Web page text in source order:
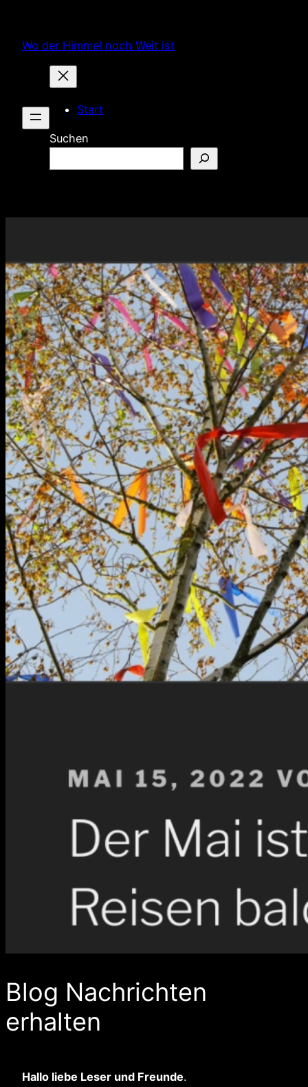
springen
Wo der Himmel noch Weit ist
Start
Suchen
Blog Nachrichten
erhalten
Hallo liebe Leser und Freunde.